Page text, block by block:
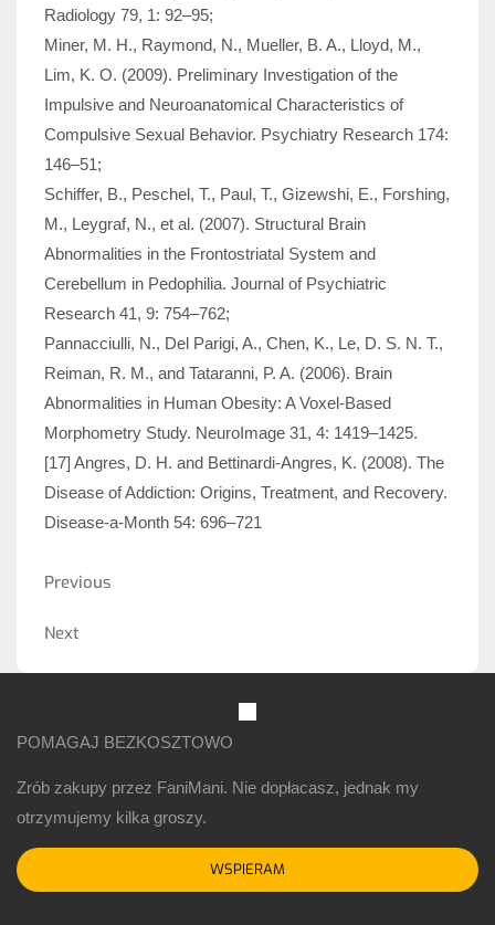
Radiology 79, 1: 92–95;
Miner, M. H., Raymond, N., Mueller, B. A., Lloyd, M.,
Lim, K. O. (2009). Preliminary Investigation of the
Impulsive and Neuroanatomical Characteristics of
Compulsive Sexual Behavior. Psychiatry Research 174:
146–51;
Schiffer, B., Peschel, T., Paul, T., Gizewshi, E., Forshing,
M., Leygraf, N., et al. (2007). Structural Brain
Abnormalities in the Frontostriatal System and
Cerebellum in Pedophilia. Journal of Psychiatric
Research 41, 9: 754–762;
Pannacciulli, N., Del Parigi, A., Chen, K., Le, D. S. N. T.,
Reiman, R. M., and Tataranni, P. A. (2006). Brain
Abnormalities in Human Obesity: A Voxel-Based
Morphometry Study. NeuroImage 31, 4: 1419–1425.
[17] Angres, D. H. and Bettinardi-Angres, K. (2008). The
Disease of Addiction: Origins, Treatment, and Recovery.
Disease-a-Month 54: 696–721
Nawigacja
Previous
Previous
Next
Next
POMAGAJ BEZKOSZTOWO
Zrób zakupy przez FaniMani. Nie dopłacasz, jednak my
otrzymujemy kilka groszy.
WSPIERAM